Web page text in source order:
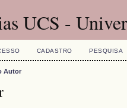
UCS -
CADASTRO PESQUISA
Autor